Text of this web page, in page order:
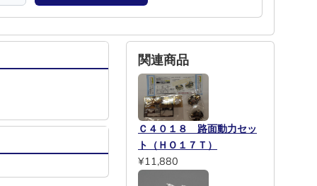
関連商品
Ｃ４０１８ 路面動力セッ
ト（ＨＯ１７Ｔ）
¥11,880